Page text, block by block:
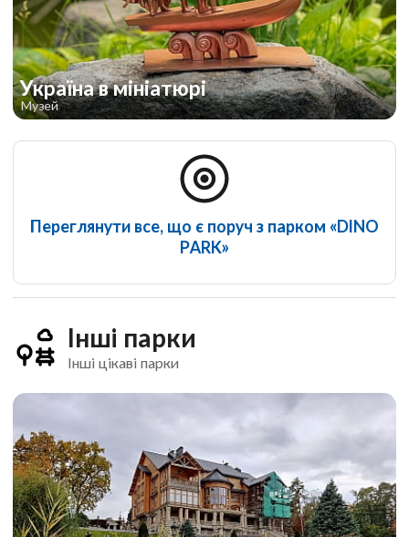
Україна в мініатюрі
Музей
Переглянути все, що є поруч з парком «DINO
PARK»
Інші парки
Інші цікаві парки